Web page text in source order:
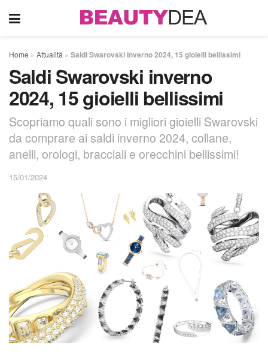
Home » Attualità » Saldi Swarovski inverno 2024, 15 gioielli bellissimi
Saldi Swarovski inverno
2024, 15 gioielli bellissimi
Scopriamo quali sono i migliori gioielli Swarovski
da comprare ai saldi inverno 2024, collane,
anelli, orologi, bracciali e orecchini bellissimi!
15/01/2024